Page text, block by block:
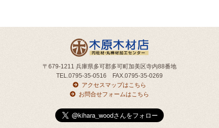
〒679-1211 兵庫県多可郡多可町加美区寺内88番地
TEL.0795-35-0516 FAX.0795-35-0269
アクセスマップはこちら
お問合せフォームはこちら